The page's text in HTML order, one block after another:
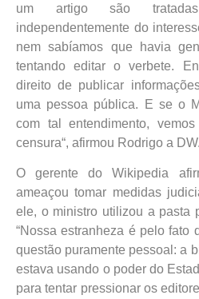
um artigo são tratadas
independentemente do
nem sabíamos que havia
tentando editar o verbete.
direito de publicar
uma pessoa pública. E se o
com tal entendimento,
censura“, afirmou Rodrigo a DW.
O gerente do Wikipedia
ameaçou tomar medidas
ele, o ministro utilizou a pasta
“Nossa estranheza é pelo fato
questão puramente pessoal: a
estava usando o poder do
para tentar pressionar os